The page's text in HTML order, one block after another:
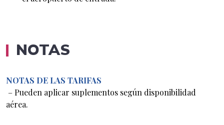
NOTAS
NOTAS DE LAS TARIFAS
– Pueden aplicar suplementos según disponibilidad
aérea.